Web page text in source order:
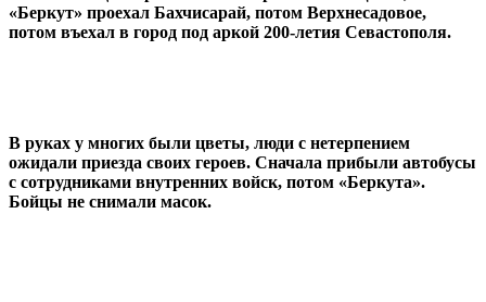
«Беркут» проехал Бахчисарай, потом Верхнесадовое,
потом въехал в город под аркой 200-летия Севастополя.
В руках у многих были цветы, люди с нетерпением
ожидали приезда своих героев. Сначала прибыли автобусы
с сотрудниками внутренних войск, потом «Беркута».
Бойцы не снимали масок.